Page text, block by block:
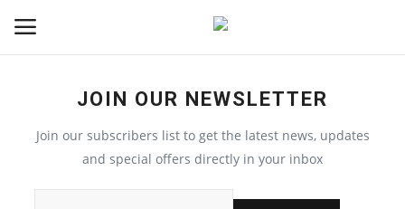
JOIN OUR NEWSLETTER
Join our subscribers list to get the latest news, updates
and special offers directly in your inbox